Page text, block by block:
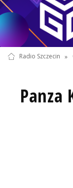
Radio Szczecin »
Panza